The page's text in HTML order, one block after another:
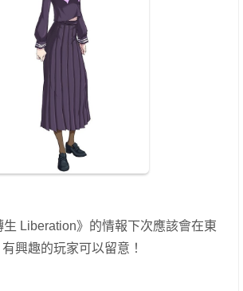
生 Liberation》的情報下次應該會在東
興趣的玩家可以留意！